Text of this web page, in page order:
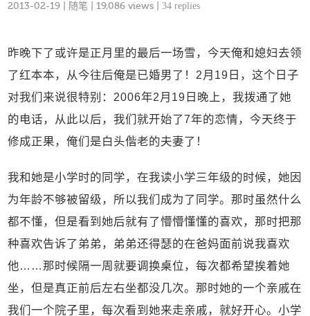
2013-02-19 随笔 | 19,086 views |34 replies
昨晚下了或许是正月里的最后一场雪，今天俺和媳妇去领
了红本本，从今往后俺是已婚男了！2月19日，这个日子
对我们来说很特别：2006年2月19日晚上，我拨通了她
的电话，从此以后，我们就开始了7年的恋情，今天终于
修成正果，俺们是白头偕老的夫妻了！
我和她是小学时的同学，在我读小学三年级的时候，她因
为年龄不够被留级，所以我们成为了同学。那时虽然什么
都不懂，但是看到她后就有了懵懵懂懂的喜欢，那时把那
种喜欢告诉了弟弟，弟弟还得瑟的在爸妈面前说我喜欢
他……那时候隔一周就要调换桌位，每次都希望挨着她
坐，但是真正前后左右坐都没几次。那时她的一个亲戚在
我们一个院子里，每次看到她来走亲戚，就好开心。小学